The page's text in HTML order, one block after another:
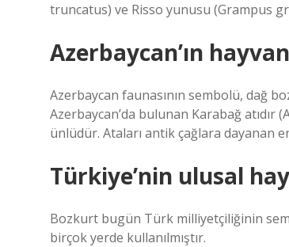
truncatus) ve Risso yunusu (Grampus
Azerbaycan’ın
Azerbaycan faunasının sembolü, dağ
Azerbaycan’da bulunan Karabağ atıdır
ünlüdür. Ataları antik çağlara dayanan
Türkiye’nin ulusal
Bozkurt bugün Türk milliyetçiliğinin
birçok yerde kullanılmıştır.